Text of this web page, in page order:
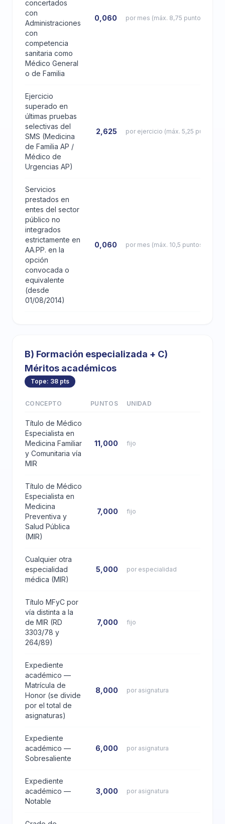
concertados
con
Administraciones
con
competencia
sanitaria como
Médico General
o de Familia
0,060 por mes (máx. 8,75 puntos)
Ejercicio
superado en
últimas pruebas
selectivas del
SMS (Medicina
de Familia AP /
Médico de
Urgencias AP)
2,625 por ejercicio (máx. 5,25 puntos)
Servicios
prestados en
entes del sector
público no
integrados
estrictamente en
AA.PP. en la
opción
convocada o
equivalente
(desde
01/08/2014)
0,060 por mes (máx. 10,5 puntos)
B) Formación especializada + C)
Méritos académicos
Tope: 38 pts
CONCEPTO PUNTOS UNIDAD
Título de Médico
Especialista en
Medicina Familiar
y Comunitaria vía
MIR
11,000 fijo
Título de Médico
Especialista en
Medicina
Preventiva y
Salud Pública
(MIR)
7,000 fijo
Cualquier otra
especialidad
médica (MIR)
5,000 por especialidad
Título MFyC por
vía distinta a la
de MIR (RD
3303/78 y
264/89)
7,000 fijo
Expediente
académico —
Matrícula de
Honor (se divide
por el total de
asignaturas)
8,000 por asignatura
Expediente
académico —
Sobresaliente
6,000 por asignatura
Expediente
académico —
Notable
3,000 por asignatura